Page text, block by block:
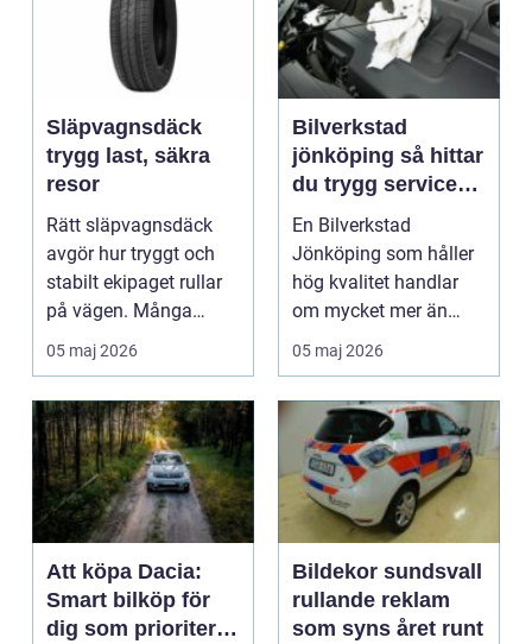
Släpvagnsdäck
trygg last, säkra
resor
Rätt släpvagnsdäck
avgör hur tryggt och
stabilt ekipaget rullar
på vägen. Många
lägger stor omsorg p...
05 maj 2026
Bilverkstad
jönköping så hittar
du trygg service
för din bil
En Bilverkstad
Jönköping som håller
hög kvalitet handlar
om mycket mer än
bara byte av olja och
05 maj 2026
Att köpa Dacia:
Smart bilköp för
dig som prioriterar
Bildekor sundsvall
rullande reklam
som syns året runt